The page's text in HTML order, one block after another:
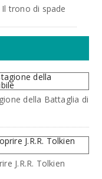
trono di spade
della Battaglia di
J.R.R. Tolkien